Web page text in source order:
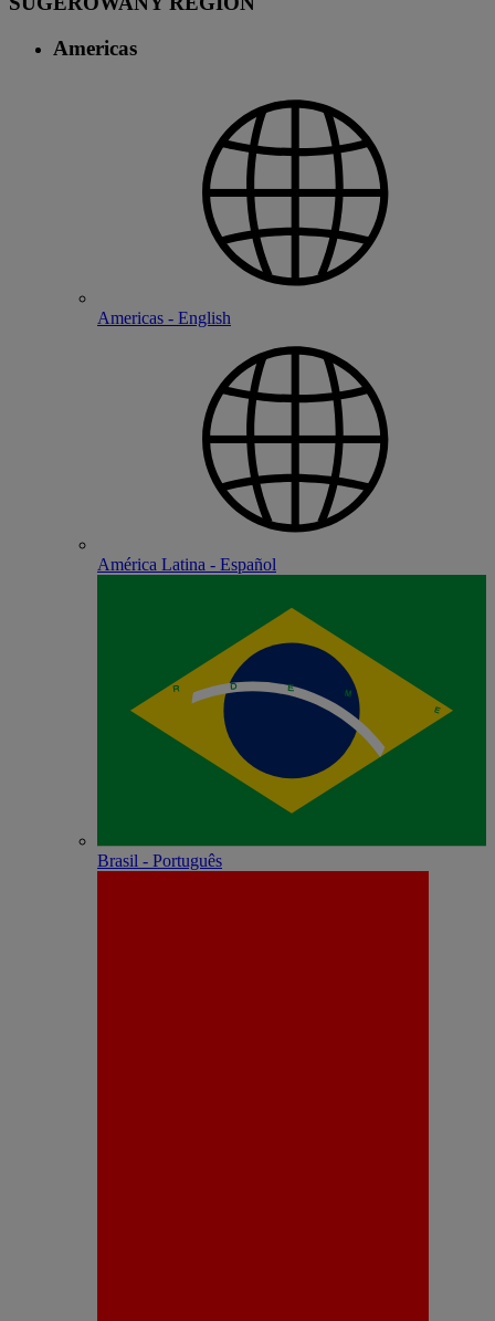
Americas
Americas - English
América Latina - Español
Brasil - Português